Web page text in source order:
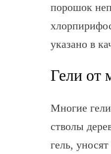
порошок
указано в
Гели от
Многие
стволы
гель,